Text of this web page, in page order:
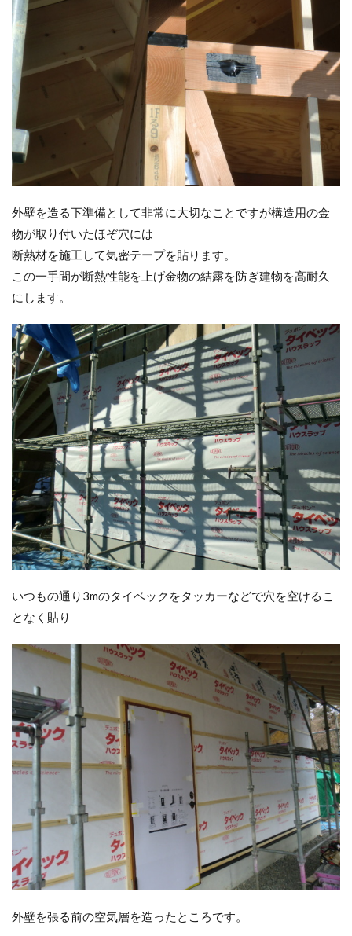
外壁を造る下準備として非常に大切なことですが構造用の金
物が取り付いたほぞ穴には
断熱材を施工して気密テープを貼ります。
この一手間が断熱性能を上げ金物の結露を防ぎ建物を高耐久
にします。
いつもの通り3mのタイベックをタッカーなどで穴を空けるこ
となく貼り
外壁を張る前の空気層を造ったところです。